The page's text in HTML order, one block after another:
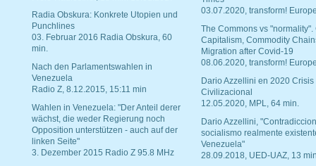
Radia Obskura: Konkrete Utopien und
Punchlines
03. Februar 2016 Radia Obskura, 60
min.
Nach den Parlamentswahlen in
Venezuela
Radio Z, 8.12.2015, 15:11 min
Wahlen in Venezuela: "Der Anteil derer
wächst, die weder Regierung noch
Opposition unterstützen - auch auf der
linken Seite"
3. Dezember 2015 Radio Z 95.8 MHz
03.07.2020, transform!
The Commons vs "normality".
Capitalism, Commodity
Migration after Covid-19
08.06.2020, transform!
Dario Azzellini en 2020 Crisis
Civilizacional
12.05.2020, MPL, 64 min.
Dario Azzellini,
socialismo realmente
Venezuela"
28.09.2018, UED-UAZ, 13